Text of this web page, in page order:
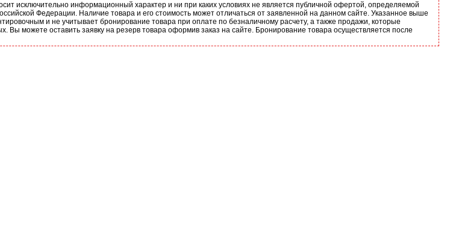
исключительно информационный характер и ни при каких условиях не является публичной офертой, определяемой
Федерации. Наличие товара и его стоимость может отличаться от заявленной на данном сайте. Указанное выше
и не учитывает бронирование товара при оплате по безналичному расчету, а также продажи, которые
Вы можете оставить заявку на резерв товара оформив заказ на сайте. Бронирование товара осуществляется после